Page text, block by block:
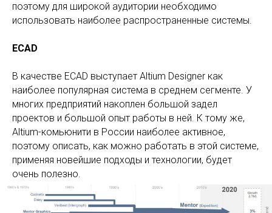
поэтому для широкой аудитории необходимо
использовать наиболее распространенные системы.
ECAD
В качестве ECAD выступает Altium Designer как
наиболее популярная система в среднем сегменте. У
многих предприятий накоплен большой задел
проектов и большой опыт работы в ней. К тому же,
Altium-комьюнити в России наиболее активное,
поэтому описать, как можно работать в этой системе,
применяя новейшие подходы и технологии, будет
очень полезно.